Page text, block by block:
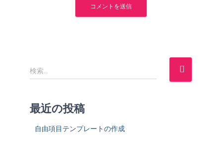
検
索
検索…
最近の投稿
自由項目テンプレートの作成